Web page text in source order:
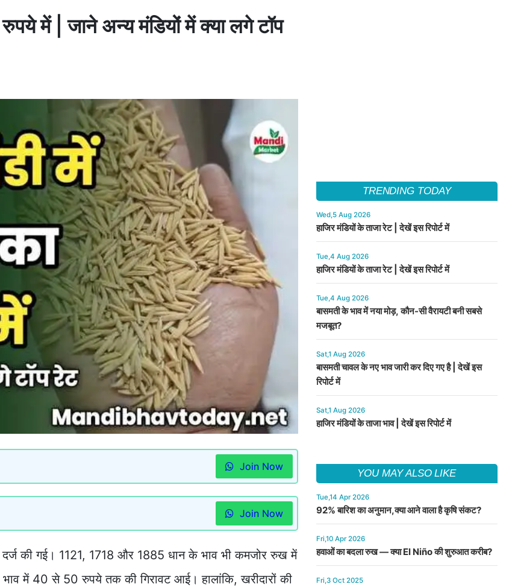
में | जाने अन्य मंडियों में क्या लगे टॉप
Join Now
Join Now
की गई। 1121, 1718 और 1885 धान के भाव भी कमजोर रुख में
में 40 से 50 रुपये तक की गिरावट आई। हालांकि, खरीदारों की
TRENDING TODAY
Wed,5 Aug 2026
हाजिर मंडियों के ताजा रेट | देखें इस रिपोर्ट में
Tue,4 Aug 2026
हाजिर मंडियों के ताजा रेट | देखें इस रिपोर्ट में
Tue,4 Aug 2026
बासमती के भाव में नया मोड़, कौन-सी वैरायटी बनी सबसे
मजबूत?
Sat,1 Aug 2026
बासमती चावल के नए भाव जारी कर दिए गए है | देखें इस
रिपोर्ट में
Sat,1 Aug 2026
हाजिर मंडियों के ताजा भाव | देखें इस रिपोर्ट में
YOU MAY ALSO LIKE
Tue,14 Apr 2026
92% बारिश का अनुमान,क्या आने वाला है कृषि संकट?
Fri,10 Apr 2026
हवाओं का बदला रुख — क्या El Niño की शुरुआत करीब?
Fri,3 Oct 2025